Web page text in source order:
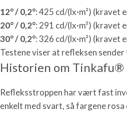
12° / 0,2°: 425 cd/(lx·m²) (kravet
20° / 0,2°: 291 cd/(lx·m²) (kravet
30° / 0,2°: 326 cd/(lx·m²) (kravet
Testene viser at refleksen
Historien om Tinkafu®
Refleksstroppen har vært fast
enkelt med svart, så fargene